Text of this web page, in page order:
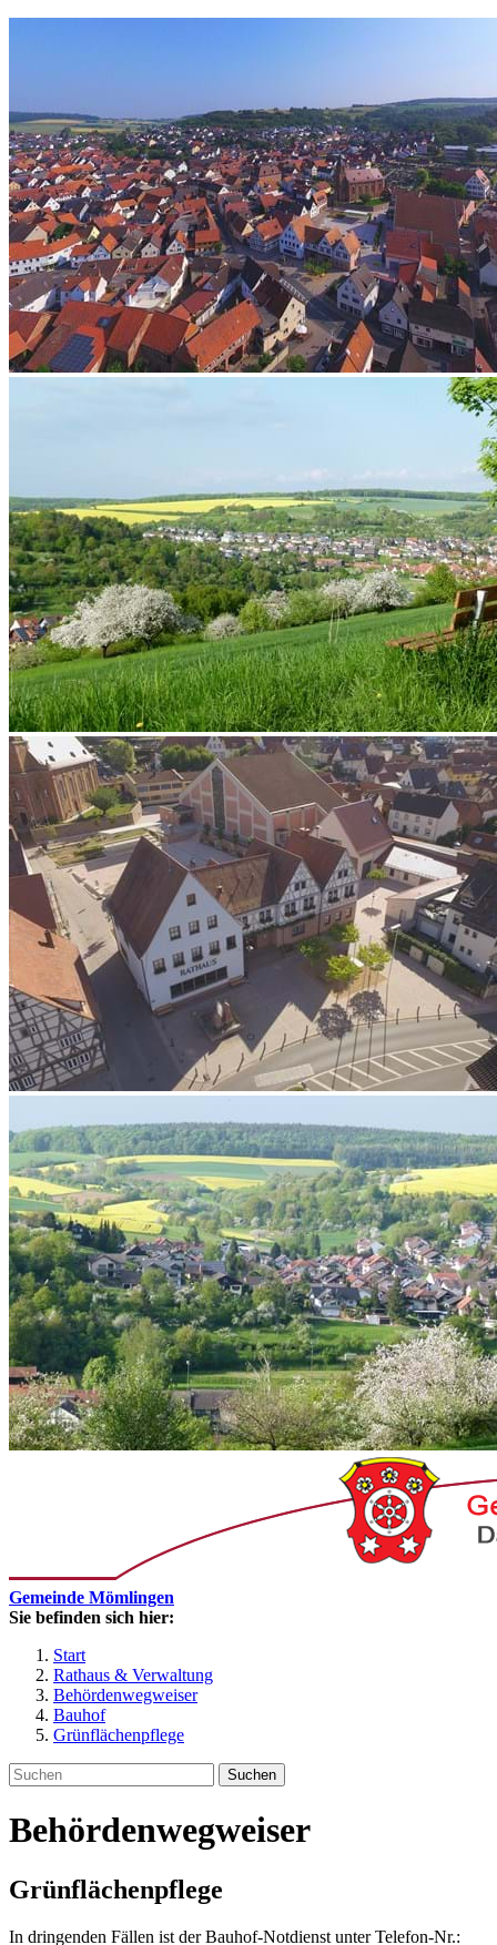
Gemeinde Mömlingen
Sie befinden sich hier:
Start
Rathaus & Verwaltung
Behördenwegweiser
Bauhof
Grünflächenpflege
Suchen
Behördenwegweiser
Grünflächenpflege
In dringenden Fällen ist der Bauhof-Notdienst unter Telefon-Nr.: